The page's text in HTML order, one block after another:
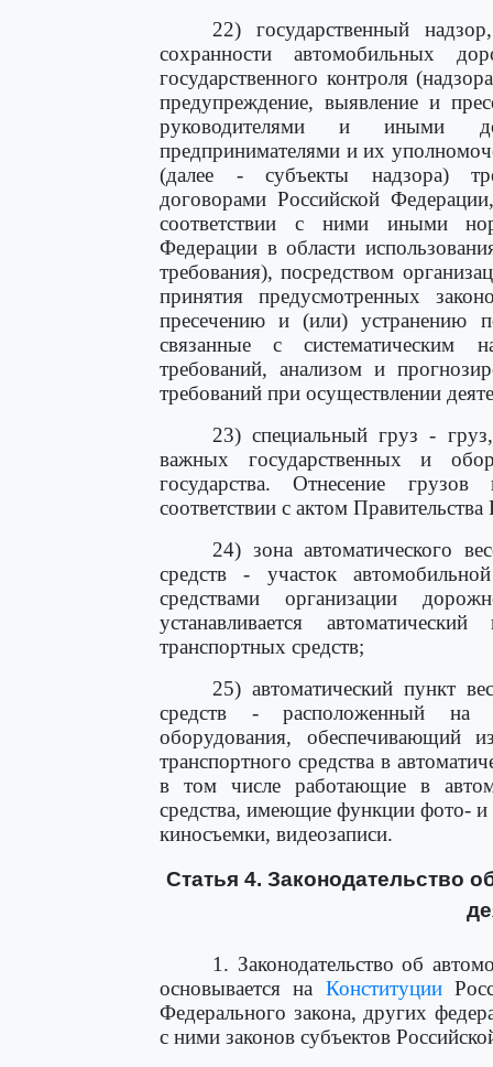
22) государственный
сохранности автомобильных
государственного контроля
предупреждение, выявление и
руководителями и иными
предпринимателями и их
(далее - субъекты надзора)
договорами Российской
соответствии с ними иными
Федерации в области
требования), посредством
принятия предусмотренных
пресечению и (или) устранению
связанные с систематическим
требований, анализом и
требований при осуществлении
23) специальный груз -
важных государственных и
государства. Отнесение
соответствии с актом
24) зона автоматического
средств - участок
средствами организации
устанавливается
транспортных средств;
25) автоматический пункт
средств - расположенный на
оборудования, обеспечивающий
транспортного средства в
в том числе работающие в
средства, имеющие функции фото- и
киносъемки, видеозаписи.
Статья 4. Законодательство
1. Законодательство об
основывается на Конституции
Федерального закона, других
с ними законов субъектов